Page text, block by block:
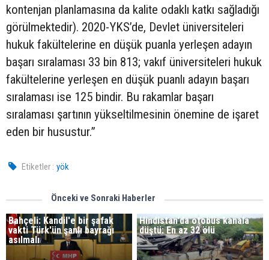
kontenjan planlamasına da kalite odaklı katkı sağladığı
görülmektedir). 2020-YKS’de, Devlet üniversiteleri
hukuk fakültelerine en düşük puanla yerleşen adayın
başarı sıralaması 33 bin 813; vakıf üniversiteleri hukuk
fakültelerine yerleşen en düşük puanlı adayın başarı
sıralaması ise 125 bindir. Bu rakamlar başarı
sıralaması şartının yükseltilmesinin önemine de işaret
eden bir husustur.”
Etiketler : yök
Önceki ve Sonraki Haberler
Bahçeli: Kandil'e bir şafak
vakti Türk'ün şanlı bayrağı
asılmalı
Hindistan'da otobüs kanala
düştü: En az 32 ölü